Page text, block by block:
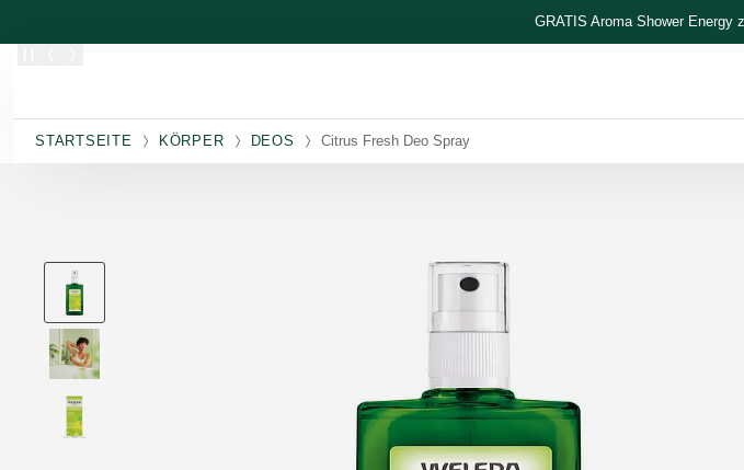
GRATIS Aroma Shower Energy
STARTSEITE KÖRPER DEOS Citrus Fresh Deo Spray